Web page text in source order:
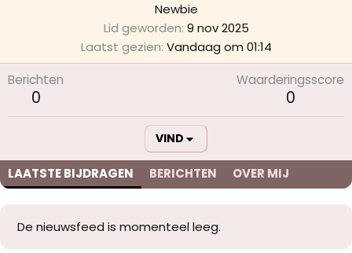
Newbie
Lid geworden 9 nov 2025
Laatst gezien Vandaag om 01:14
Berichten
0
Waarderingsscore
0
VIND
LAATSTE BIJDRAGEN BERICHTEN OVER MIJ
De nieuwsfeed is momenteel leeg.